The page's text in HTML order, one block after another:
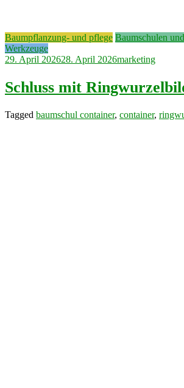
Baumpflanzung- und pflege Baumschulen
Werkzeuge
29. April 202628. April 2026marketing
Schluss mit
Tagged baumschul container, container,